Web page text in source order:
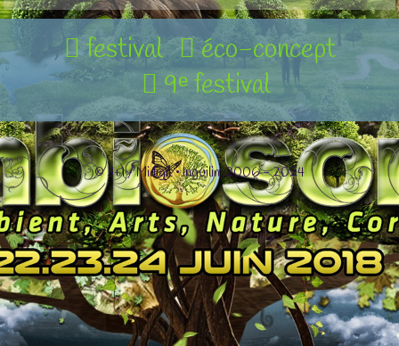
festival
éco-concept
9ᵉ festival
© 3+1 / Midigit • Inguilim 2006 - 2024